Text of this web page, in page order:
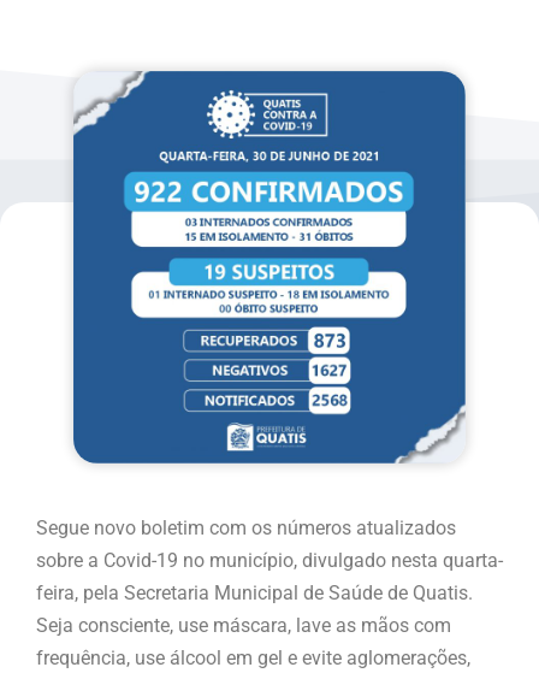
Segue novo boletim com os números atualizados
sobre a Covid-19 no município, divulgado nesta quarta-
feira, pela Secretaria Municipal de Saúde de Quatis.
Seja consciente, use máscara, lave as mãos com
frequência, use álcool em gel e evite aglomerações,